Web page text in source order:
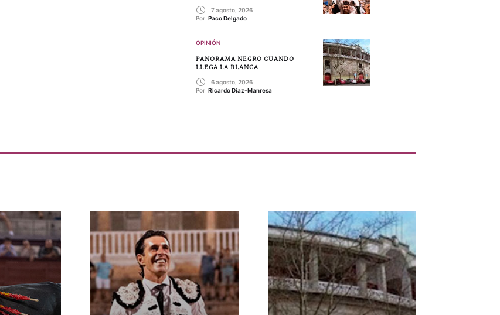
7 agosto, 2026
Por Paco Delgado
OPINIÓN
PANORAMA NEGRO CUANDO
LLEGA LA BLANCA
6 agosto, 2026
Por Ricardo Díaz-Manresa